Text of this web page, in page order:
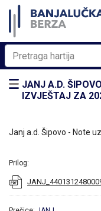
JANJ A.D.
IZVJEŠTAJ ZA
Janj a.d. Šipovo - Note
Prilog: